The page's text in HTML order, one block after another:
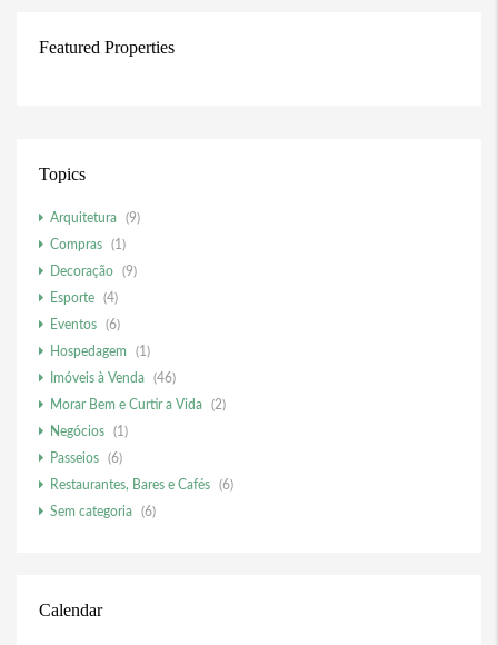
Featured Properties
Topics
Arquitetura
(9)
Compras
(1)
Decoração
(9)
Esporte
(4)
Eventos
(6)
Hospedagem
(1)
Imóveis à Venda
(46)
Morar Bem e Curtir a Vida
(2)
Negócios
(1)
Passeios
(6)
Restaurantes, Bares e Cafés
(6)
Sem categoria
(6)
Calendar